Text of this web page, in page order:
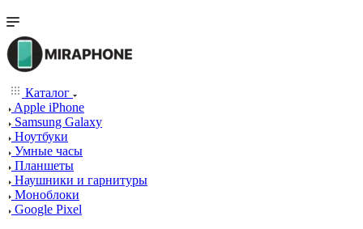
Каталог
Apple iPhone
Samsung Galaxy
Ноутбуки
Умные часы
Планшеты
Наушники и гарнитуры
Моноблоки
Google Pixel